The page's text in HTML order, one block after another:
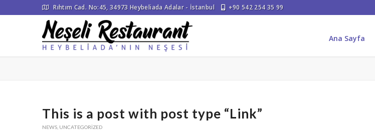
Rıhtım Cad. No:45, 34973 Heybeliada Adalar - İstanbul +90 542 254 35 99
Ana Sayfa
This is a post with post type “Link”
NEWS, UNCATEGORIZED